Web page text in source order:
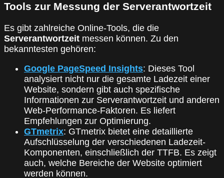
Tools zur Messung der Serverantwortzeit
Es gibt zahlreiche Online-Tools, die die
Serverantwortzeit messen können. Zu den
bekanntesten gehören:
Google PageSpeed Insights: Dieses Tool
analysiert nicht nur die gesamte Ladezeit einer
Website, sondern gibt auch spezifische
Informationen zur Serverantwortzeit und anderen
Web-Performance-Faktoren. Es liefert
Empfehlungen zur Optimierung.
GTmetrix: GTmetrix bietet eine detaillierte
Aufschlüsselung der verschiedenen Ladezeit-
Komponenten, einschließlich der TTFB. Es zeigt
auch, welche Bereiche der Website optimiert
werden können.